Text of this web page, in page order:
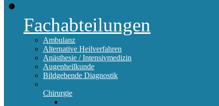
Fachabteilungen
Ambulanz
Alternative Heilverfahren
Anästhesie / Intensivmedizin
Augenheilkunde
Bildgebende Diagnostik
Chirurgie